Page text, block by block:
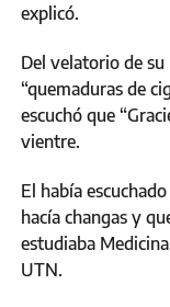
explicó.
Del velatorio de
“quemaduras de
escuchó que
vientre.
El había
hacía changas y
estudiaba
UTN.